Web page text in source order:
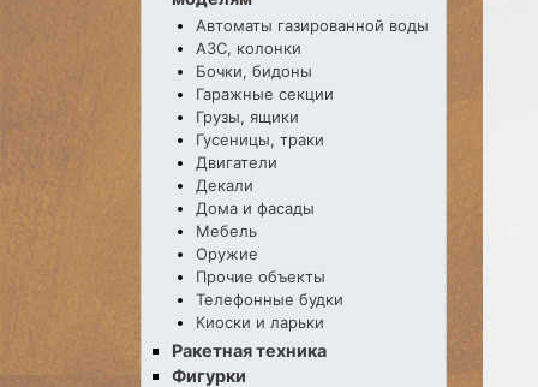
Автоматы газированной воды
АЗС, колонки
Бочки, бидоны
Гаражные секции
Грузы, ящики
Гусеницы, траки
Двигатели
Декали
Дома и фасады
Мебель
Оружие
Прочие объекты
Телефонные будки
Киоски и ларьки
Ракетная техника
Фигурки